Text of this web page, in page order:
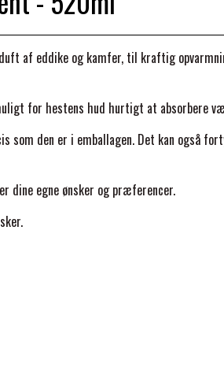
af eddike og kamfer, til kraftig
for hestens hud hurtigt at absorbere
den er i emballagen. Det kan også
dine egne ønsker og præferencer.